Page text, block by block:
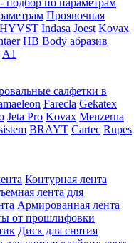
подбор по параметрам
Проявочная
HYVST Indasa Joest Kovax
HB Body абразив
A1
салфетки в
Farecla Gekatex
Jeta Pro Kovax Menzerna
BRAYT Cartec Rupes
Контурная лента
лента для
Армированная лента
от прошлифовки
Диск для снятия